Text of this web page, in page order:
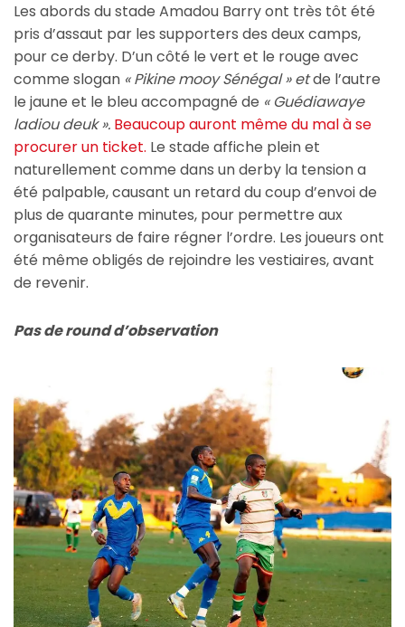
Les abords du stade Amadou Barry ont très tôt été
pris d’assaut par les supporters des deux camps,
pour ce derby. D’un côté le vert et le rouge avec
comme slogan « Pikine mooy Sénégal » etde l’autre
le jaune et le bleu accompagné de « Guédiawaye
ladiou deuk ». Beaucoup auront même du mal à se
procurer un ticket. Le stade affiche plein et
naturellement comme dans un derby la tension a
été palpable, causant un retard du coup d’envoi de
plus de quarante minutes, pour permettre aux
organisateurs de faire régner l’ordre. Les joueurs ont
été même obligés de rejoindre les vestiaires, avant
de revenir.
Pas de round d’observation